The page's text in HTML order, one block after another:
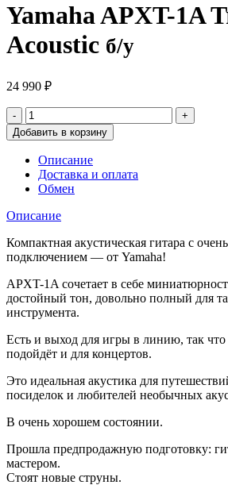
Yamaha APXT-1A
Acoustic б/у
24 990 ₽
Добавить в корзину
Описание
Доставка и оплата
Обмен
Описание
Компактная акустическая гитара с
подключением — от Yamaha!
APXT-1A сочетает в себе
достойный тон, довольно полный для
инструмента.
Есть и выход для игры в линию, так что
подойдёт и для концертов.
Это идеальная акустика для
посиделок и любителей необычных
В очень хорошем состоянии.
Прошла предпродажную подготовку:
мастером.
Стоят новые струны.